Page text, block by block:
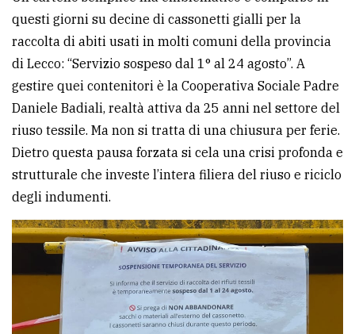
CERCA
per
Ricerca
avanzata
LE
ALTRE
TESTATE
questi giorni su decine di cassonetti gialli per la
raccolta di abiti usati in molti comuni della provincia
di Lecco: “Servizio sospeso dal 1° al 24 agosto”. A
gestire quei contenitori è la Cooperativa Sociale Padre
Daniele Badiali, realtà attiva da 25 anni nel settore del
riuso tessile. Ma non si tratta di una chiusura per ferie.
Dietro questa pausa forzata si cela una crisi profonda e
strutturale che investe l’intera filiera del riuso e riciclo
degli indumenti.